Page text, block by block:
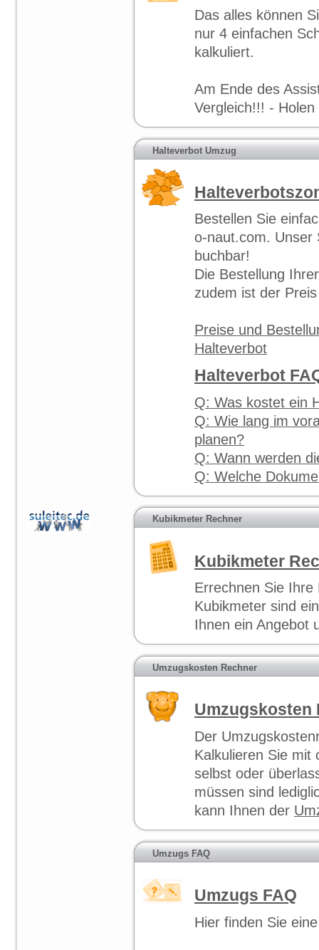
Das alles können
nur 4 einfachen
kalkuliert.
Am Ende des
Vergleich!!! -
Halteverbot Umzug
Bestellen Sie
o-naut.com. Unser
buchbar!
Die Bestellung
zudem ist der
Preise und
Halteverbot
Halteverbot
Q: Was kostet ein
Q: Wie lang im
planen?
Q: Wann werden
Q: Welche
Kubikmeter Rechner
Kubikmeter
Errechnen Sie
Kubikmeter sind
Ihnen ein Angebot
Umzugskosten Rechner
Umzugskosten
Der
Kalkulieren Sie mit
selbst oder
müssen sind
kann Ihnen der
Umzugs FAQ
Umzugs FAQ
Hier finden Sie